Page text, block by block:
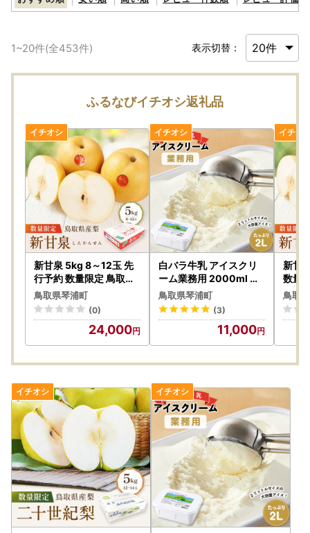
1~20件(全453件) 表示切替：
ふるなびイチオシ返礼品
新甘泉 5kg 8～12玉 先
行予約 数量限定 鳥取県
産 梨 梨
鳥取県琴浦町
(0)
24,000
白バラ牛乳 アイスクリ
ーム業務用 2000ml ア
イス
鳥取県琴浦町
(3)
11,000
新甘
数量
鳥取